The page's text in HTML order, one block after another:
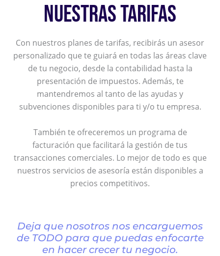
NUESTRAS TARIFAS
Con nuestros planes de tarifas, recibirás un asesor
personalizado que te guiará en todas las áreas clave
de tu negocio, desde la contabilidad hasta la
presentación de impuestos. Además, te
mantendremos al tanto de las ayudas y
subvenciones disponibles para ti y/o tu empresa.
También te ofreceremos un programa de
facturación que facilitará la gestión de tus
transacciones comerciales. Lo mejor de todo es que
nuestros servicios de asesoría están disponibles a
precios competitivos.
Deja que nosotros nos encarguemos
de TODO para que puedas enfocarte
en hacer crecer tu negocio.